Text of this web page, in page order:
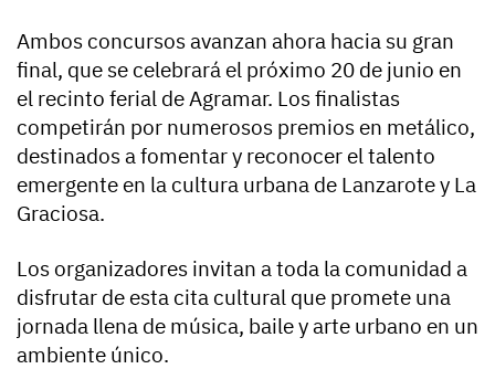
Ambos concursos avanzan ahora hacia su gran
final, que se celebrará el próximo 20 de junio en
el recinto ferial de Agramar. Los finalistas
competirán por numerosos premios en metálico,
destinados a fomentar y reconocer el talento
emergente en la cultura urbana de Lanzarote y La
Graciosa.
Los organizadores invitan a toda la comunidad a
disfrutar de esta cita cultural que promete una
jornada llena de música, baile y arte urbano en un
ambiente único.